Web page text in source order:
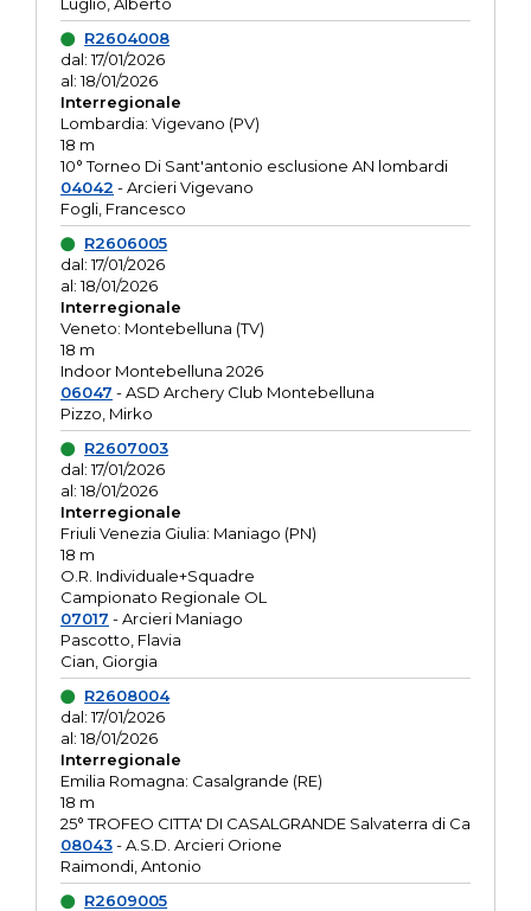
R2604008
dal: 17/01/2026
al: 18/01/2026
Interregionale
Lombardia: Vigevano (PV)
18 m
10° Torneo Di Sant'antonio esclusione AN lombardi
04042 - Arcieri Vigevano
Fogli, Francesco
R2606005
dal: 17/01/2026
al: 18/01/2026
Interregionale
Veneto: Montebelluna (TV)
18 m
Indoor Montebelluna 2026
06047 - ASD Archery Club Montebelluna
Pizzo, Mirko
R2607003
dal: 17/01/2026
al: 18/01/2026
Interregionale
Friuli Venezia Giulia: Maniago (PN)
18 m
O.R. Individuale+Squadre
Campionato Regionale OL
07017 - Arcieri Maniago
Pascotto, Flavia
Cian, Giorgia
R2608004
dal: 17/01/2026
al: 18/01/2026
Interregionale
Emilia Romagna: Casalgrande (RE)
18 m
25° TROFEO CITTA' DI CASALGRANDE Salvaterra di Ca
08043- A.S.D. Arcieri Orione
Raimondi, Antonio
R2609005